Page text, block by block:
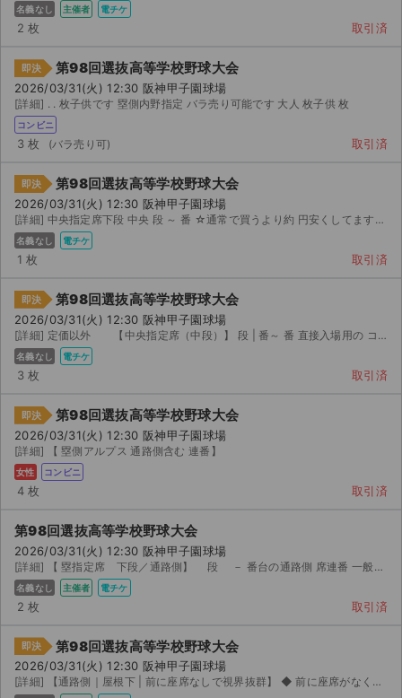
名義なし 主催者 電チケ
2 枚 取引済
即決 第98回選抜高等学校野球大会
2026/03/31(火) 12:30 阪神甲子園球場
[詳細] . . 枚子供です 塁側内野指定 バラ売り可能です 大人 枚子供 枚
コンビニ
3 枚 取引済
即決 第98回選抜高等学校野球大会
2026/03/31(火) 12:30 阪神甲子園球場
[詳細] 中央指定席下段 中央 段 ～ 番 ☆通常で買うより約 円安くしてます☆ 他の席に...
名義なし 電チケ
1 枚 取引済
即決 第98回選抜高等学校野球大会
2026/03/31(火) 12:30 阪神甲子園球場
[詳細] 定価以外 【中央指定席（中段）】 段 | 番～ 番 直接入場用の コードが表示できる...
名義なし 電チケ
3 枚 取引済
即決 第98回選抜高等学校野球大会
2026/03/31(火) 12:30 阪神甲子園球場
[詳細] 【 塁側アルプス 通路側含む 連番】
女性 コンビニ
4 枚 取引済
第98回選抜高等学校野球大会
2026/03/31(火) 12:30 阪神甲子園球場
[詳細] 【 塁指定席 下段／通路側】 段 － 番台の通路側 席連番 一般価格 円の席なの...
名義なし 主催者 電チケ
2 枚 取引済
即決 第98回選抜高等学校野球大会
2026/03/31(火) 12:30 阪神甲子園球場
[詳細] 【通路側｜屋根下 | 前に座席なしで視界抜群】 ◆ 前に座席がなく、とにかく見やすい席 ス...